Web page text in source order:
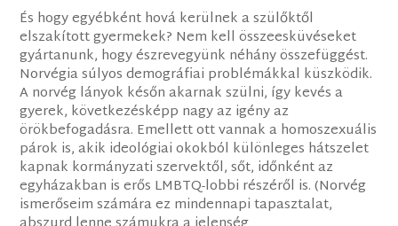
És hogy egyébként hová kerülnek a szülőktől
elszakított gyermekek? Nem kell összeesküvéseket
gyártanunk, hogy észrevegyünk néhány összefüggést.
Norvégia súlyos demográfiai problémákkal küszködik.
A norvég lányok későn akarnak szülni, így kevés a
gyerek, következésképp nagy az igény az
örökbefogadásra. Emellett ott vannak a homoszexuális
párok is, akik ideológiai okokból különleges hátszelet
kapnak kormányzati szervektől, sőt, időnként az
egyházakban is erős LMBTQ-lobbi részéről is. (Norvég
ismerőseim számára ez mindennapi tapasztalat,